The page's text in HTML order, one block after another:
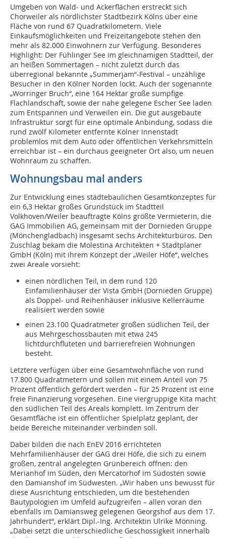
Umgeben von Wald- und Ackerflächen erstreckt sich
Chorweiler als nördlichster Stadtbezirk Kölns über eine
Fläche von rund 67 Quadratkilometern. Viele
Einkaufsmöglichkeiten und Freizeitangebote stehen den
mehr als 82.000 Einwohnern zur Verfügung. Besonderes
Highlight: Der Fühlinger See im gleichnamigen Stadtteil, der
an heißen Sommertagen – nicht zuletzt durch das
überregional bekannte „Summerjam“-Festival – unzählige
Besucher in den Kölner Norden lockt. Auch der sogenannte
„Worringer Bruch“, eine 164 Hektar große sumpfige
Flachlandschaft, sowie der nahe gelegene Escher See laden
zum Entspannen und Verweilen ein. Die gut ausgebaute
Infrastruktur sorgt für eine optimale Anbindung, sodass die
rund zwölf Kilometer entfernte Kölner Innenstadt
problemlos mit dem Auto oder öffentlichen Verkehrsmitteln
erreichbar ist – ein durchaus geeigneter Ort also, um neuen
Wohnraum zu schaffen.
Wohnungsbau mal anders
Zur Entwicklung eines städtebaulichen Gesamtkonzeptes für
ein 6,3 Hektar großes Grundstück im Stadtteil
Volkhoven/Weiler beauftragte Kölns größte Vermieterin, die
GAG Immobilien AG, gemeinsam mit der Dornieden Gruppe
(Mönchengladbach) insgesamt sechs Architekturbüros. Den
Zuschlag bekam die Molestina Architekten + Stadtplaner
GmbH (Köln) mit ihrem Konzept der „Weiler Höfe“, welches
zwei Areale vorsieht:
einen nördlichen Teil, in dem rund 120
Einfamilienhäuser der Vista GmbH (Dornieden Gruppe)
als Doppel- und Reihenhäuser inklusive Kellerräume
realisiert werden sowie
einen 23.100 Quadratmeter großen südlichen Teil, der
aus Mehrgeschossbauten mit etwa 245
lichtdurchfluteten und barrierefreien Wohnungen
besteht.
Letztere verfügen über eine Gesamtwohnfläche von rund
17.800 Quadratmetern und sollen mit einem Anteil von 75
Prozent öffentlich gefördert werden – für 25 Prozent ist eine
freie Finanzierung vorgesehen. Eine viergruppige Kita macht
den südlichen Teil des Areals komplett. Im Zentrum der
Gesamtfläche ist ein öffentlicher Spielplatz geplant, der
beide Bereiche miteinander verbinden soll.
Dabei bilden die nach EnEV 2016 errichteten
Mehrfamilienhäuser der GAG drei Höfe, die sich zu einem
großen, zentral angelegten Grünbereich öffnen: den
Merianhof im Süden, den Mercatorhof im Südosten sowie
den Damianshof im Südwesten. „Wir haben uns bewusst für
diese Ausrichtung entschieden, um die bestehenden
Bautypologien im Umfeld aufzugreifen – allen voran den
ebenfalls im Damiansweg gelegenen Georgshof aus dem 17.
Jahrhundert“, erklärt Dipl.-Ing. Architektin Ulrike Mönning.
„Dabei setzt die unterschiedliche Geschossigkeit innerhalb